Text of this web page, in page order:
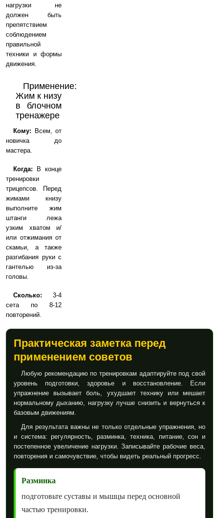
нагрузки не
должен быть
препятствием
соблюдением
правильной
техники и формы
движения.
Применение:
Жим к низу
в блочном
тренажере
Кому: Всем, от
новичка до
мастера.
Когда: В конце
тренировки
трицепсов. Перед
жимами книзу
выполните жим
штанги лежа
узким хватом и/
или отжимания от
скамьи, а также
разгибания руки с
гантелью из-за
головы.
Сколько: 3-4
сета по 8-12
повторений.
Практическая заметка перед
применением советов
Любую рекомендацию по тренировкам адаптируйте под свой
уровень подготовки, здоровье и восстановление. Если
упражнение вызывает боль, ухудшает технику или мешает
нормальному дыханию, нагрузку лучше снизить и вернуться к
базовым движениям.
Для результата важны не только отдельные упражнения, но
и система: регулярность, разминка, техника, питание, сон и
постепенное увеличение нагрузки. Записывайте рабочие веса,
повторения и самочувствие, чтобы видеть реальный прогресс.
Разминка
подготовьте суставы и мышцы перед основной
частью тренировки.